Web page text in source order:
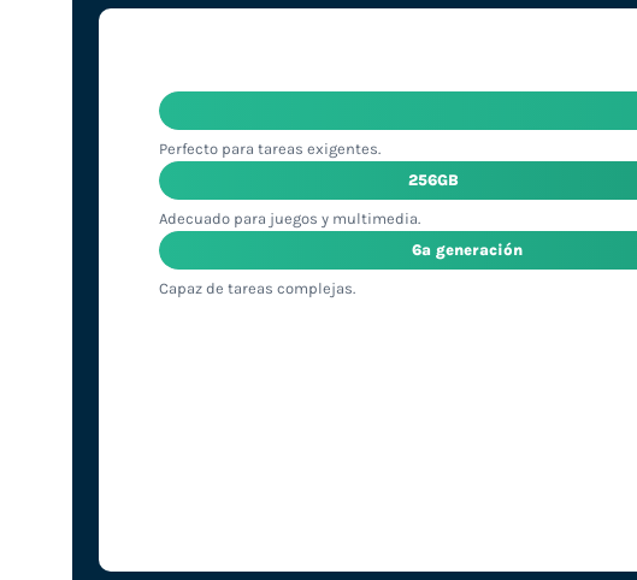
Perfecto para tareas exigentes.
256GB
Adecuado para juegos y multimedia.
6ª generación
Capaz de tareas complejas.